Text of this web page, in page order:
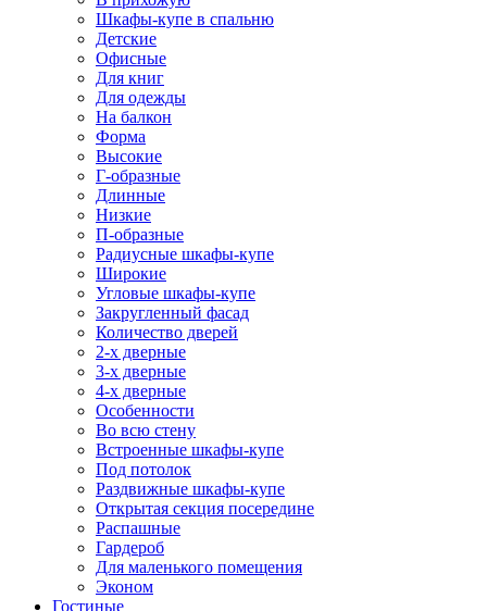
Шкафы-купе в спальню
Детские
Офисные
Для книг
Для одежды
На балкон
Форма
Высокие
Г-образные
Длинные
Низкие
П-образные
Радиусные шкафы-купе
Широкие
Угловые шкафы-купе
Закругленный фасад
Количество дверей
2-х дверные
3-х дверные
4-х дверные
Особенности
Во всю стену
Встроенные шкафы-купе
Под потолок
Раздвижные шкафы-купе
Открытая секция посередине
Распашные
Гардероб
Для маленького помещения
Эконом
Гостиные